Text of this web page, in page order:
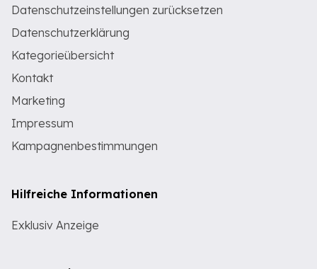
Datenschutzeinstellungen zurücksetzen
Datenschutzerklärung
Kategorieübersicht
Kontakt
Marketing
Impressum
Kampagnenbestimmungen
Hilfreiche Informationen
Exklusiv Anzeige